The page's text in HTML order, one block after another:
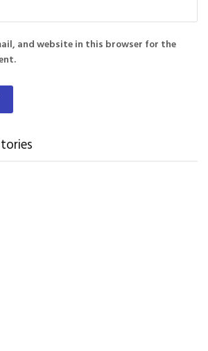
and website in this browser for the